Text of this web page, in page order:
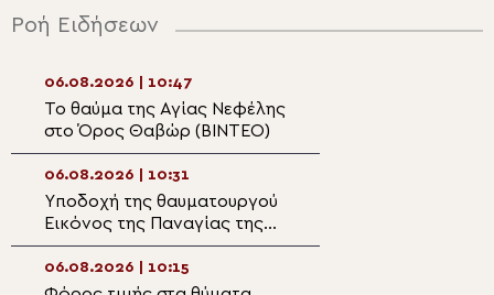
Ροή Ειδήσεων
06.08.2026 | 10:47
Το θαύμα της Αγίας Νεφέλης
στο Όρος Θαβώρ (ΒΙΝΤΕΟ)
06.08.2026 | 10:31
Yποδοχή της θαυματουργού
Εικόνος της Παναγίας της
Ροβέλιστας στην
πανηγυρίζουσα ενορία
Συκεών Άρτης
06.08.2026 | 10:15